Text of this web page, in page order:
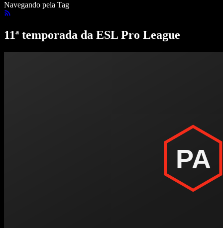
Navegando pela Tag
11ª temporada da ESL Pro League